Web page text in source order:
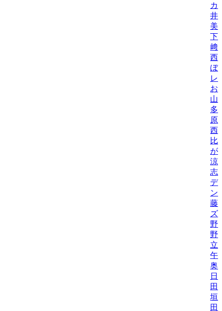
カ
井
美/
下
﨑
西
ぼ/
レ
お
山
多
原
西
比
が
涼/
志
デ
ン
藤
ズ
野
野
立
午
奥
日
田
垣
田